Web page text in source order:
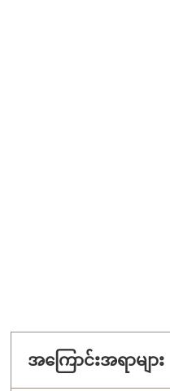
အကြောင်းအရာများ